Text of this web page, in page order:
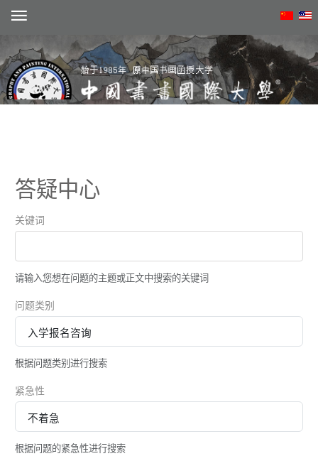
学术
院系
招生
研究
校友
探索更多
账户
答疑中心
关键词
请输入您想在问题的主题或正文中搜索的关键词
问题类别
根据问题类别进行搜索
紧急性
根据问题的紧急性进行搜索